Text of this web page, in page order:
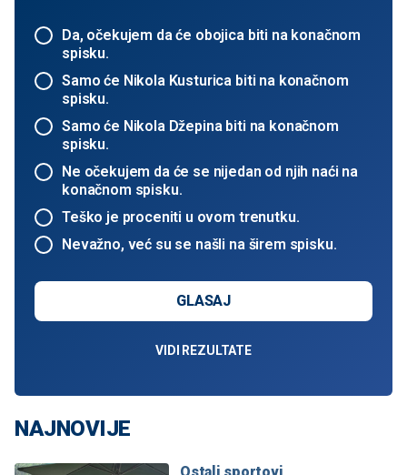
Da, očekujem da će obojica biti na konačnom
spisku.
Samo će Nikola Kusturica biti na konačnom
spisku.
Samo će Nikola Džepina biti na konačnom
spisku.
Ne očekujem da će se nijedan od njih naći na
konačnom spisku.
Teško je proceniti u ovom trenutku.
Nevažno, već su se našli na širem spisku.
GLASAJ
VIDI REZULTATE
NAJNOVIJE